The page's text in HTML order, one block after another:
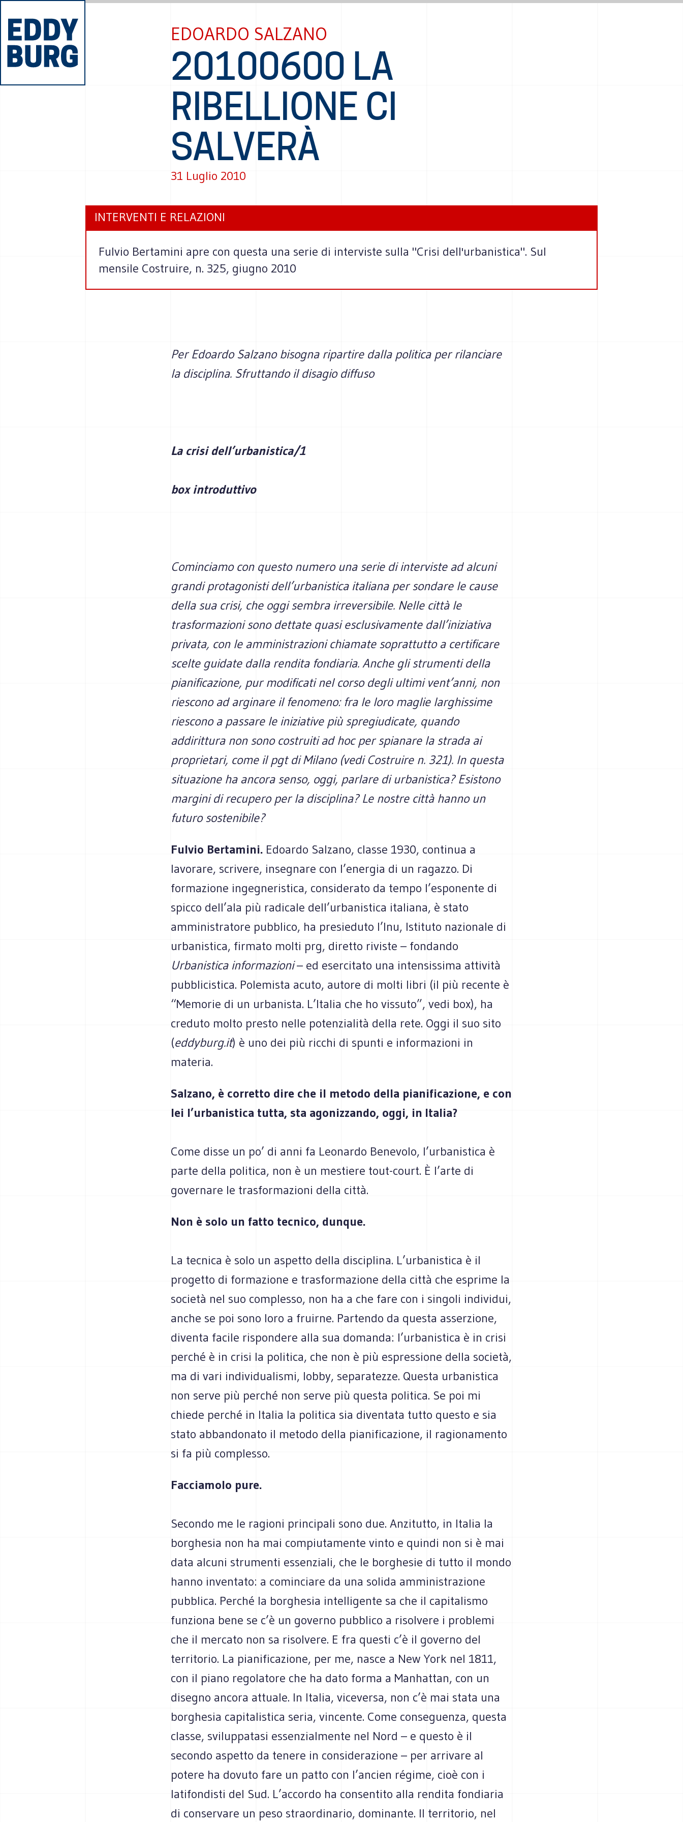
EDOARDO SALZANO
20100600 LA
RIBELLIONE CI
SALVERÀ
31 Luglio 2010
INTERVENTI E RELAZIONI
Fulvio Bertamini apre con questa una serie di interviste sulla "Crisi dell'urbanistica". Sul
mensile Costruire, n. 325, giugno 2010
Per Edoardo Salzano bisogna ripartire dalla politica per rilanciare
la disciplina. Sfruttando il disagio diffuso
La crisi dell’urbanistica/1
box introduttivo
Cominciamo con questo numero una serie di interviste ad alcuni
grandi protagonisti dell’urbanistica italiana per sondare le cause
della sua crisi, che oggi sembra irreversibile. Nelle città le
trasformazioni sono dettate quasi esclusivamente dall’iniziativa
privata, con le amministrazioni chiamate soprattutto a certificare
scelte guidate dalla rendita fondiaria. Anche gli strumenti della
pianificazione, pur modificati nel corso degli ultimi vent’anni, non
riescono ad arginare il fenomeno: fra le loro maglie larghissime
riescono a passare le iniziative più spregiudicate, quando
addirittura non sono costruiti ad hoc per spianare la strada ai
proprietari, come il pgt di Milano (vedi Costruire n. 321). In questa
situazione ha ancora senso, oggi, parlare di urbanistica? Esistono
margini di recupero per la disciplina? Le nostre città hanno un
futuro sostenibile?
Fulvio Bertamini. Edoardo Salzano, classe 1930, continua a
lavorare, scrivere, insegnare con l’energia di un ragazzo. Di
formazione ingegneristica, considerato da tempo l’esponente di
spicco dell’ala più radicale dell’urbanistica italiana, è stato
amministratore pubblico, ha presieduto l’Inu, Istituto nazionale di
urbanistica, firmato molti prg, diretto riviste – fondando
Urbanistica informazioni– ed esercitato una intensissima attività
pubblicistica. Polemista acuto, autore di molti libri (il più recente è
“Memorie di un urbanista. L’Italia che ho vissuto”, vedi box), ha
creduto molto presto nelle potenzialità della rete. Oggi il suo sito
(eddyburg.it) è uno dei più ricchi di spunti e informazioni in
materia.
Salzano, è corretto dire che il metodo della pianificazione, e con
lei l’urbanistica tutta, sta agonizzando, oggi, in Italia?
Come disse un po’ di anni fa Leonardo Benevolo, l’urbanistica è
parte della politica, non è un mestiere tout-court. È l’arte di
governare le trasformazioni della città.
Non è solo un fatto tecnico, dunque.
La tecnica è solo un aspetto della disciplina. L’urbanistica è il
progetto di formazione e trasformazione della città che esprime la
società nel suo complesso, non ha a che fare con i singoli individui,
anche se poi sono loro a fruirne. Partendo da questa asserzione,
diventa facile rispondere alla sua domanda: l’urbanistica è in crisi
perché è in crisi la politica, che non è più espressione della società,
ma di vari individualismi, lobby, separatezze. Questa urbanistica
non serve più perché non serve più questa politica. Se poi mi
chiede perché in Italia la politica sia diventata tutto questo e sia
stato abbandonato il metodo della pianificazione, il ragionamento
si fa più complesso.
Facciamolo pure.
Secondo me le ragioni principali sono due. Anzitutto, in Italia la
borghesia non ha mai compiutamente vinto e quindi non si è mai
data alcuni strumenti essenziali, che le borghesie di tutto il mondo
hanno inventato: a cominciare da una solida amministrazione
pubblica. Perché la borghesia intelligente sa che il capitalismo
funziona bene se c’è un governo pubblico a risolvere i problemi
che il mercato non sa risolvere. E fra questi c’è il governo del
territorio. La pianificazione, per me, nasce a New York nel 1811,
con il piano regolatore che ha dato forma a Manhattan, con un
disegno ancora attuale. In Italia, viceversa, non c’è mai stata una
borghesia capitalistica seria, vincente. Come conseguenza, questa
classe, sviluppatasi essenzialmente nel Nord – e questo è il
secondo aspetto da tenere in considerazione – per arrivare al
potere ha dovuto fare un patto con l’ancien régime, cioè con i
latifondisti del Sud. L’accordo ha consentito alla rendita fondiaria
di conservare un peso straordinario, dominante. Il territorio, nel